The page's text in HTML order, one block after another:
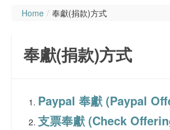
主頁
聚會資料
會務報告
Home / 奉獻(捐款)方式
奉獻(捐款)方式
Paypal 奉獻 (Paypal
支票奉獻 (Check